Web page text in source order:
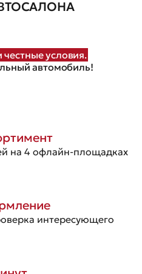
условия.
автомобиль!
на 4 офлайн-площадках
интересующего